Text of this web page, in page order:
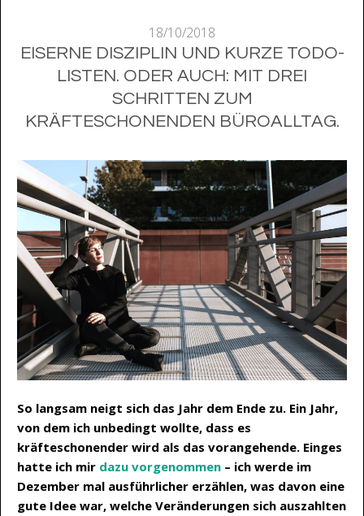
18/10/2018
EISERNE DISZIPLIN UND KURZE TODO-
LISTEN. ODER AUCH: MIT DREI
SCHRITTEN ZUM
KRÄFTESCHONENDEN BÜROALLTAG.
So langsam neigt sich das Jahr dem Ende zu. Ein Jahr,
von dem ich unbedingt wollte, dass es
kräfteschonender wird als das vorangehende. Einges
hatte ich mir dazu vorgenommen – ich werde im
Dezember mal ausführlicher erzählen, was davon eine
gute Idee war, welche Veränderungen sich auszahlten